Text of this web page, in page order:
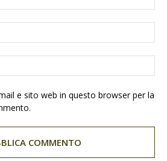
e sito web in questo browser per la